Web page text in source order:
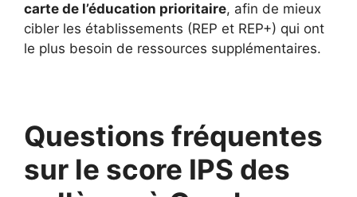
carte de l’éducation prioritaire, afin de mieux
cibler les établissements (REP et REP+) qui ont
le plus besoin de ressources supplémentaires.
Questions fréquentes
sur le score IPS des